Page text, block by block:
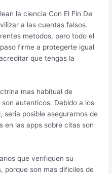
la ciencia Con El Fin De
a las cuentas falsos.
metodos, pero todo el
firme a protegerte igual
que tengas la
mas habitual de
autenticos. Debido a los
posible asegurarnos de
en las apps sobre citas son
que verifiquen su
porque son mas dificiles de